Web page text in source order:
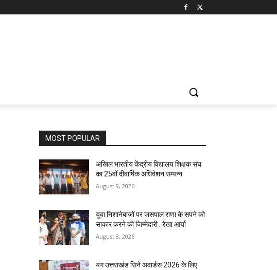
MOST POPULAR
अखिल भारतीय केंद्रीय विद्यालय शिक्षक संघ
का 25वॉ दीवार्षिक अधिवेशन सम्पन्न
August 9, 2026
युवा निशानेबाजों पर जसपाल राणा के सपने को
साकार करने की जिम्मेदारी : रेखा आर्या
August 8, 2026
यंग उत्तराखंड सिने अवार्डस 2026 के लिए